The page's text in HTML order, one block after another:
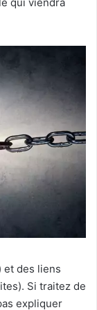
et des liens
Si traitez de
expliquer